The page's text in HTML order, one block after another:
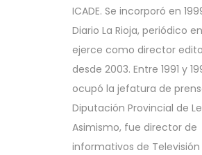
ICADE. Se incorporó en
Diario La Rioja, periódico
ejerce como director
desde 2003. Entre 1991 y
ocupó la jefatura de
Diputación Provincial de
Asimismo, fue director de
informativos de Televisión